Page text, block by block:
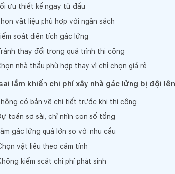
ưu thiết kế ngay từ đầu
vật liệu phù hợp với ngân sách
soát diện tích gác lửng
thay đổi trong quá trình thi công
nhà thầu phù hợp thay vì chỉ chọn giá rẻ
lầm khiến chi phí xây nhà gác lửng bị đội lên
có bản vẽ chi tiết trước khi thi công
toán sơ sài, chỉ nhìn con số tổng
gác lửng quá lớn so với nhu cầu
vật liệu theo cảm tính
kiểm soát chi phí phát sinh